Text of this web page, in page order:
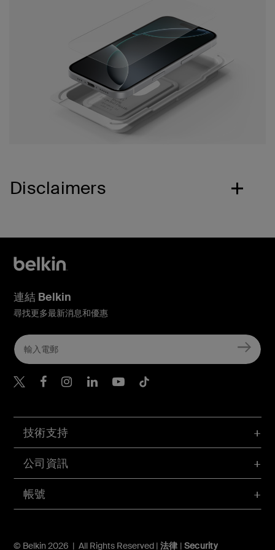
Disclaimers
帳號
技術支持
公司資訊
© Belkin 2026 | All Rights Reserved | 法律 | Security
連結 Belkin
尋找更多最新消息和優惠
Belkin Twitter
Belkin Hong Kong
Belkin Instagram
Belkin Hong Kong
Belkin Youtube
Belkin TikTok